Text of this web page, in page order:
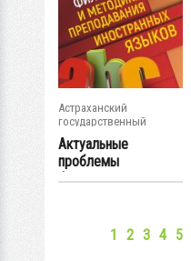
Астраханский
государственный
университет
Актуальные
проблемы
филологии и
1 2 3 4 5